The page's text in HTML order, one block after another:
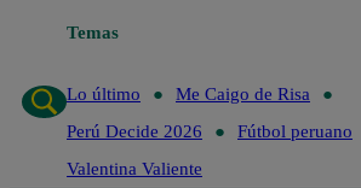
Temas
Lo último
Me Caigo de Risa
Perú Decide 2026
Fútbol peruano
Valentina Valiente